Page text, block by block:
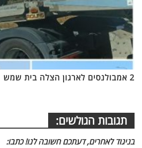
2 אמבולנסים לארגון הצלה בית שמש
תגובות הגולשים:
בניגוד לאחרים, דעתכם חשובה לנו! כתבו: